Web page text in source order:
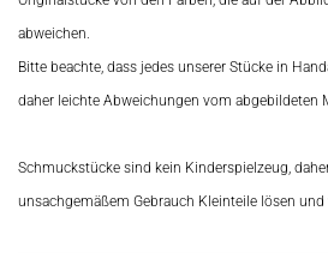
abweichen.
Bitte beachte, dass jedes unserer Stücke in
daher leichte Abweichungen vom abgebildeten
Schmuckstücke sind kein Kinderspielzeug,
unsachgemäßem Gebrauch Kleinteile lösen